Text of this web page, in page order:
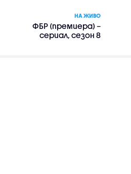
НА ЖИВО
ФБР (премиера) –
сериал, сезон 8